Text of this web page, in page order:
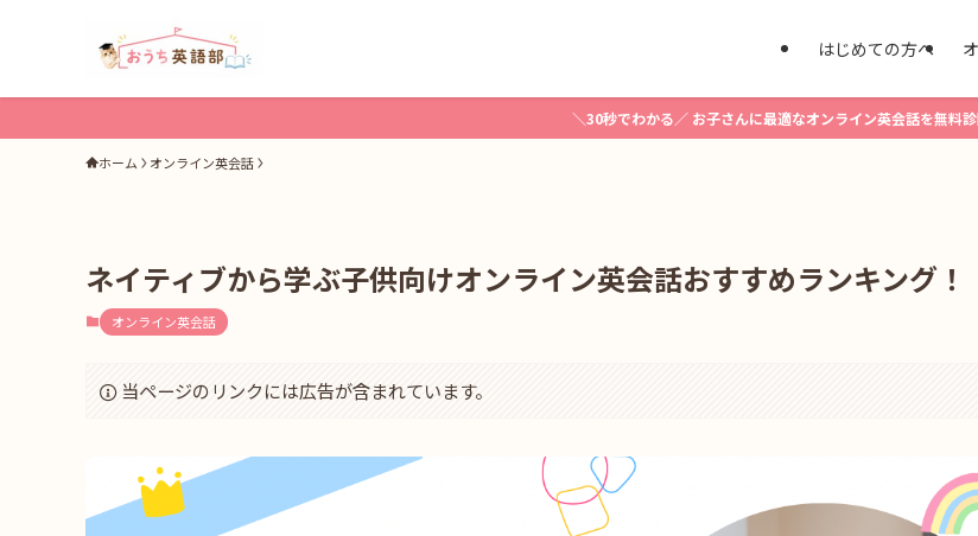
はじめての方へ
＼30秒でわかる／ お子さんに最適なオンライン英会話を無料
ホーム オンライン英会話
ネイティブから学ぶ子供向けオンライン英会話おすすめランキング！
オンライン英会話
当ページのリンクには広告が含まれています。